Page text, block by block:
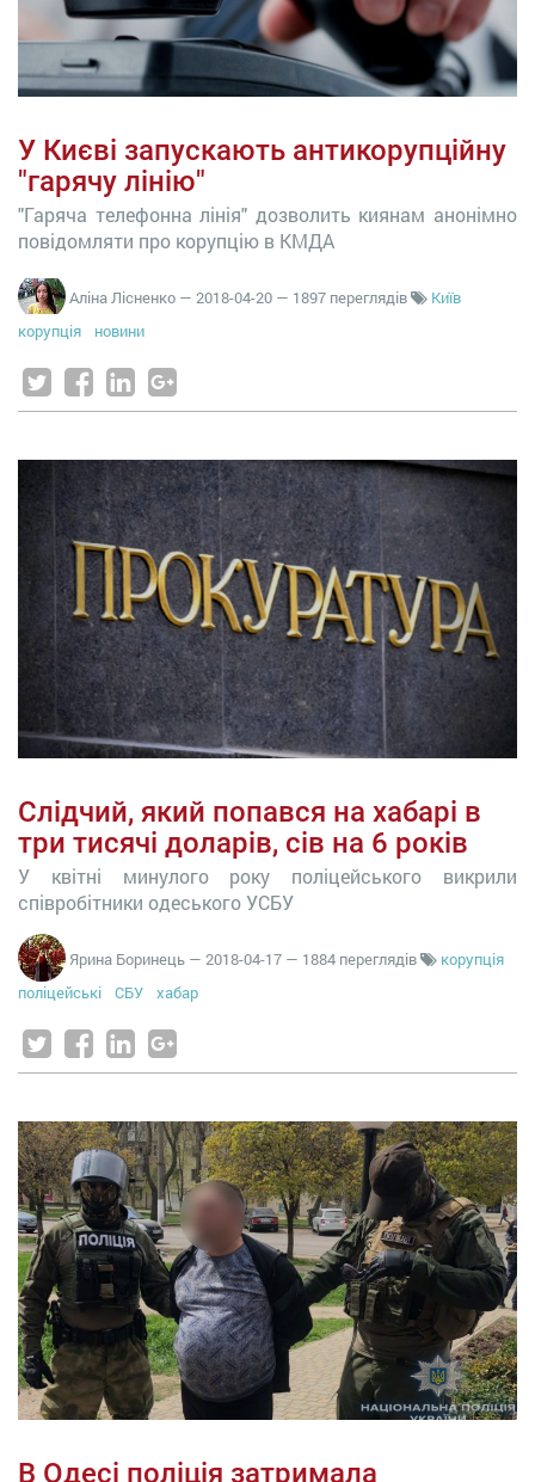
У Києві запускають антикорупційну
"гарячу лінію"
"Гаряча телефонна лінія" дозволить киянам анонімно
повідомляти про корупцію в КМДА
Аліна Лісненко — 2018-04-20 — 1897 переглядів
Київ
корупція
новини
Слідчий, який попався на хабарі в
три тисячі доларів, сів на 6 років
У квітні минулого року поліцейського викрили
співробітники одеського УСБУ
Ярина Боринець — 2018-04-17 — 1884 переглядів
корупція
поліцейські
СБУ хабар
В Одесі поліція затримала